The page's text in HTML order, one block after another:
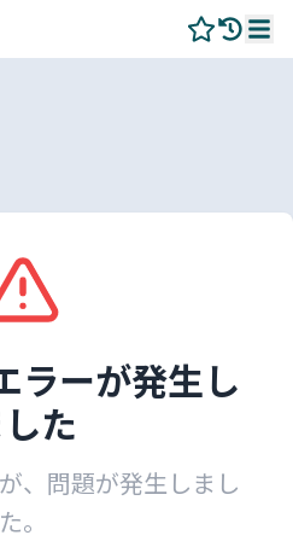
ラーが発生し
た
、問題が発生しまし
た。